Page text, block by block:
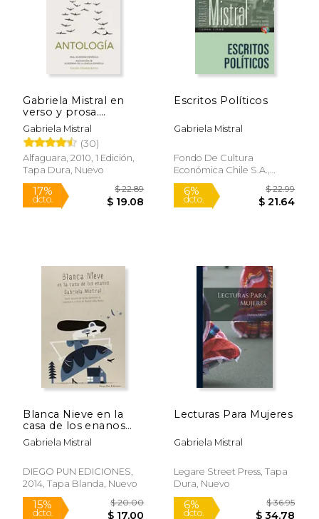
40%
dcto. $ 12.97 dcto.
Gabriela Mistral en
verso y prosa.
Antología
Gabriela Mistral
(30)
Alfaguara, 2010, 1 Edición,
Tapa Dura, Nuevo
17%
dcto. $ 19.08
Escritos Políticos
Gabriela Mistral
Fondo De Cultura
Económica Chile S.A.,
2024, Tapa Blanda, Nuevo
6%
dcto. $
Blanca Nieve en la
casa de los enanos
(Arbol De Palabras)
Gabriela Mistral
DIEGO PUN EDICIONES,
2014, Tapa Blanda, Nuevo
Lecturas Para Mujeres
Gabriela Mistral
Legare Street Press, Tapa
Dura, Nuevo